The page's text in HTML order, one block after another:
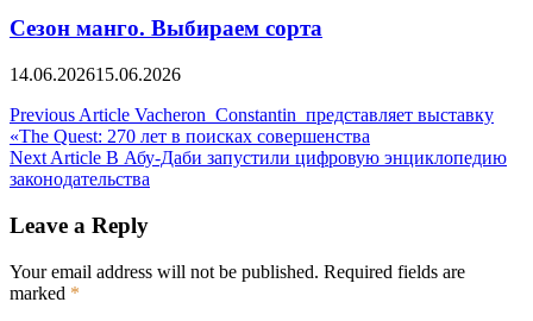
Сезон манго. Выбираем сорта
14.06.202615.06.2026
Post
navigation
Previous Article Vacheron Constantin представляет выставку
«The Quest: 270 лет в поисках совершенства
Next Article В Абу-Даби запустили цифровую энциклопедию
законодательства
Leave a Reply
Your email address will not be published. Required fields are
marked *